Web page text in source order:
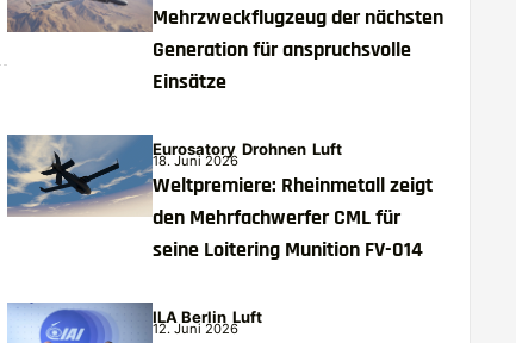
Mehrzweckflugzeug der nächsten
Generation für anspruchsvolle
Einsätze
Eurosatory Drohnen Luft
18. Juni 2026
Weltpremiere: Rheinmetall zeigt
den Mehrfachwerfer CML für
seine Loitering Munition FV-014
ILA Berlin Luft
12. Juni 2026